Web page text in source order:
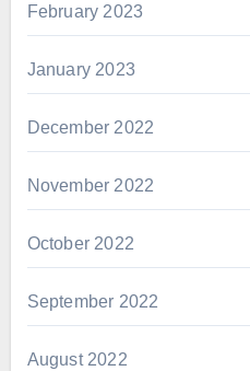
February 2023
January 2023
December 2022
November 2022
October 2022
September 2022
August 2022